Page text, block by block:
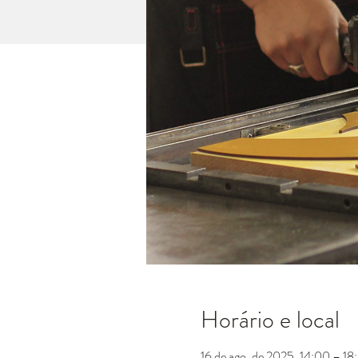
Horário e local